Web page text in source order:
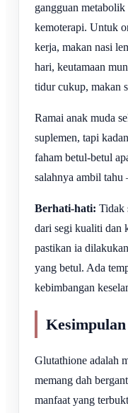
gangguan
kemoterapi. Untuk
kerja, makan nasi
hari, keutamaan
tidur cukup, makan
Ramai anak muda
suplemen, tapi
faham betul-betul
salahnya ambil
Berhati-hati: Tidak
dari segi kualiti dan
pastikan ia
yang betul. Ada
kebimbangan
Kesimpulan
Glutathione adalah
memang dah
manfaat yang